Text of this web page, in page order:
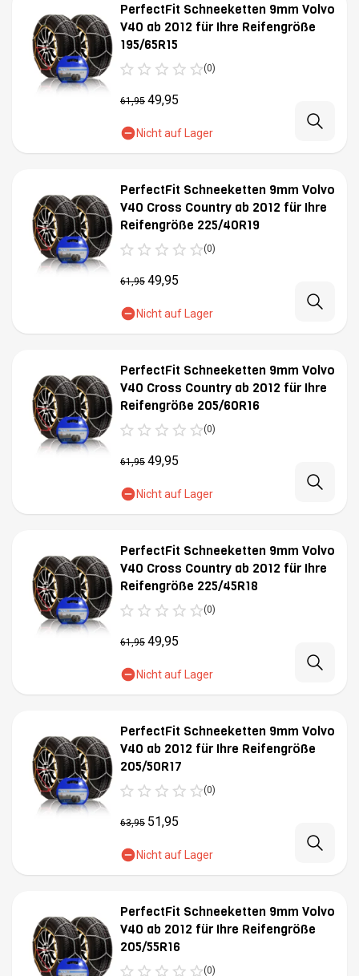
PerfectFit Schneeketten 9mm Volvo
V40 ab 2012 für Ihre Reifengröße
195/65R15
(0)
61,95 49,95
Nicht auf Lager
PerfectFit Schneeketten 9mm Volvo
V40 Cross Country ab 2012 für Ihre
Reifengröße 225/40R19
(0)
61,95 49,95
Nicht auf Lager
PerfectFit Schneeketten 9mm Volvo
V40 Cross Country ab 2012 für Ihre
Reifengröße 205/60R16
(0)
61,95 49,95
Nicht auf Lager
PerfectFit Schneeketten 9mm Volvo
V40 Cross Country ab 2012 für Ihre
Reifengröße 225/45R18
(0)
61,95 49,95
Nicht auf Lager
PerfectFit Schneeketten 9mm Volvo
V40 ab 2012 für Ihre Reifengröße
205/50R17
(0)
63,95 51,95
Nicht auf Lager
PerfectFit Schneeketten 9mm Volvo
V40 ab 2012 für Ihre Reifengröße
205/55R16
(0)